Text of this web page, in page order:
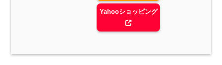
Yahooショッピング